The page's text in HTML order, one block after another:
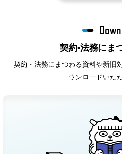
契約•法務にま
契約・法務にまつわる資料や新旧
ウンロードいた